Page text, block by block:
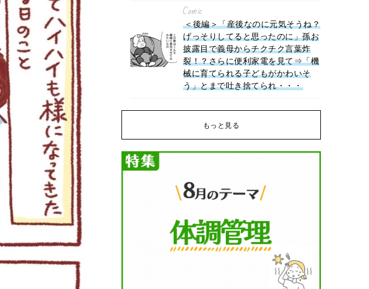
Comic
＜後編＞「産後なのに元気そうね？
げっそりしてると思ったのに」孫お
披露目で義母からチクチク言葉炸
裂！？さらに便利家電を見て⇒「機
械に育てられる子どもがかわいそ
う」とまで吐き捨てられ・・・
もっと見る